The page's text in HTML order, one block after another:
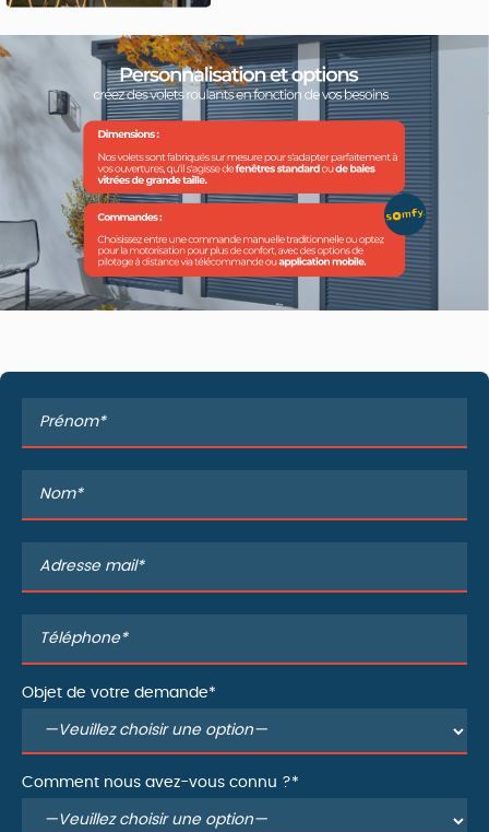
Objet de votre demande*
Comment nous avez-vous connu ?*